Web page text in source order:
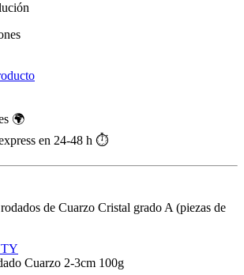
🌍
en 24-48 h ⏱️
de Cuarzo Cristal grado A (piezas de
Cuarzo 2-3cm 100g